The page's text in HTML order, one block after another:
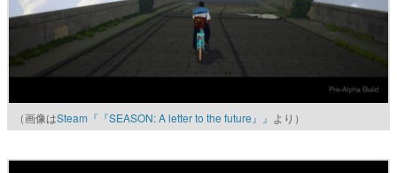
（画像はSteam『『SEASON: A letter to the future』』 より）